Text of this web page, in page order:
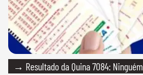
→ Resultado da Quina 7084: Ninguém